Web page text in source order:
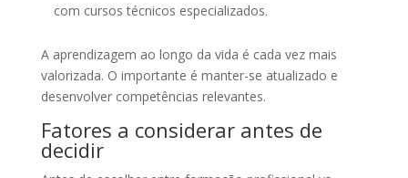
com cursos técnicos especializados.
A aprendizagem ao longo da vida é cada vez mais
valorizada. O importante é manter-se atualizado e
desenvolver competências relevantes.
Fatores a considerar antes de
decidir